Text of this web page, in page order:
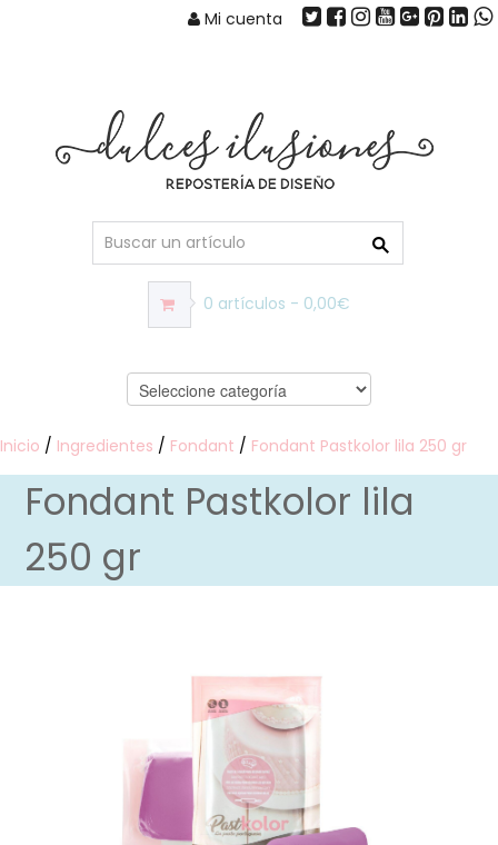
Mi cuenta
0 artículos - 0,00€
Inicio / Ingredientes / Fondant / Fondant Pastkolor lila 250 gr
Fondant Pastkolor lila
250 gr